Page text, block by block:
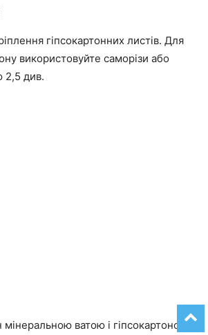
гіпсокартонних листів. Для
використовуйте саморізи або
2,5 див.
мінеральною ватою і гіпсокартоном